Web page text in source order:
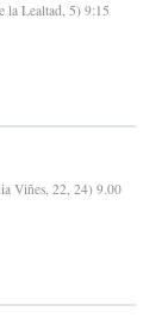
la Lealtad, 5) 9:15
Viñes, 22, 24) 9.00